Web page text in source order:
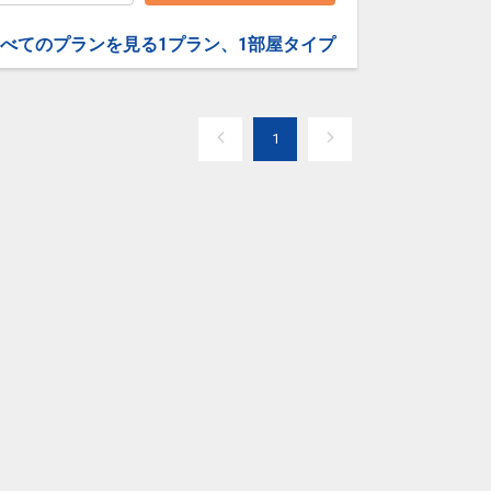
てのプランを見る1プラン、1部屋タイプ
1